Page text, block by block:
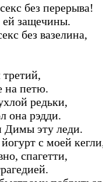
без перерыва!
защечины.
без вазелина,
на петю.
редьки,
она рэдди.
Димы эту леди.
с моей
спагетти,